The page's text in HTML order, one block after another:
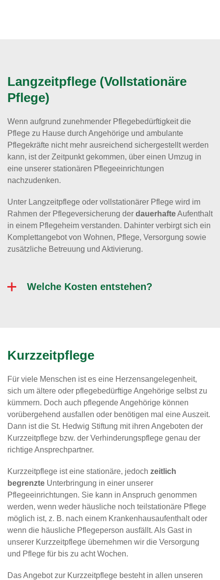
Langzeitpflege (Vollstationäre
Pflege)
Wenn aufgrund zunehmender Pflegebedürftigkeit die
Pflege zu Hause durch Angehörige und ambulante
Pflegekräfte nicht mehr ausreichend sichergestellt werden
kann, ist der Zeitpunkt gekommen, über einen Umzug in
eine unserer stationären Pflegeeinrichtungen
nachzudenken.
Unter Langzeitpflege oder vollstationärer Pflege wird im
Rahmen der Pflegeversicherung der dauerhafteAufenthalt
in einem Pflegeheim verstanden. Dahinter verbirgt sich ein
Komplettangebot von Wohnen, Pflege, Versorgung sowie
zusätzliche Betreuung und Aktivierung.
Welche Kosten entstehen?
Kurzzeitpflege
Für viele Menschen ist es eine Herzensangelegenheit,
sich um ältere oder pflegebedürftige Angehörige selbst zu
kümmern. Doch auch pflegende Angehörige können
vorübergehend ausfallen oder benötigen mal eine Auszeit.
Dann ist die St. Hedwig Stiftung mit ihren Angeboten der
Kurzzeitpflege bzw. der Verhinderungspflege genau der
richtige Ansprechpartner.
Kurzzeitpflege ist eine stationäre, jedoch zeitlich
begrenzte Unterbringung in einer unserer
Pflegeeinrichtungen. Sie kann in Anspruch genommen
werden, wenn weder häusliche noch teilstationäre Pflege
möglich ist, z. B. nach einem Krankenhausaufenthalt oder
wenn die häusliche Pflegeperson ausfällt. Als Gast in
unserer Kurzzeitpflege übernehmen wir die Versorgung
und Pflege für bis zu acht Wochen.
Das Angebot zur Kurzzeitpflege besteht in allen unseren